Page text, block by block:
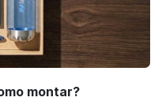
montar?